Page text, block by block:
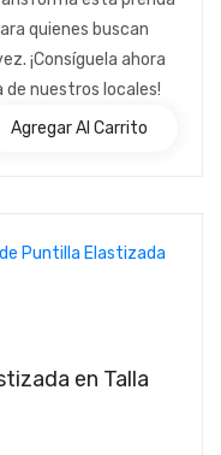
quienes buscan
¡Consíguela ahora
nuestros locales!
Agregar Al Carrito
en Talla